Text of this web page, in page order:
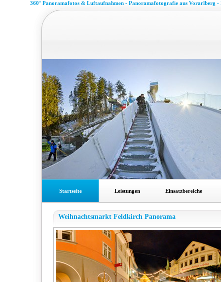
360° Panoramafotos & Luftaufnahmen - Panoramafotografie aus Vorarlberg -
Startseite Leistungen Einsatzbereiche
Weihnachtsmarkt Feldkirch Panorama